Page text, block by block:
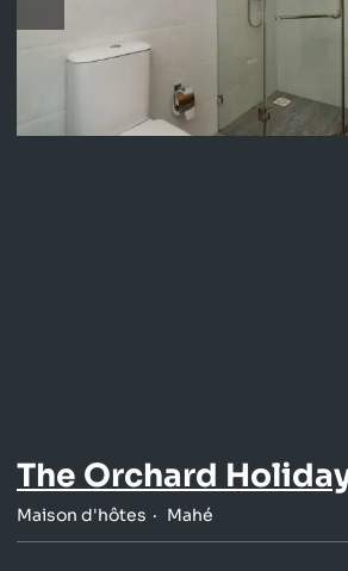
The Orchard
Maison d'hôtes Mahé